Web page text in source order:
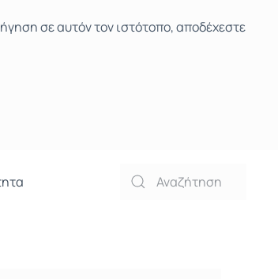
σε αυτόν τον ιστότοπο, αποδέχεστε